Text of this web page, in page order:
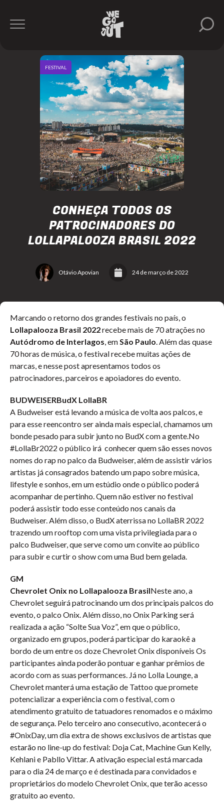
CONHEÇA TODOS OS
PATROCINADORES DO
LOLLAPALOOZA BRASIL 2022
Otávio Apovian 24 de março de 2022
FESTIVAL
Marcando o retorno dos grandes festivais no país, o
Lollapalooza Brasil 2022recebe mais de 70 atrações no
Autódromo de Interlagos, emSão Paulo. Além das quase
70 horas de música, o festival recebe muitas ações de
marcas, e nesse post apresentamos todos os
patrocinadores, parceiros e apoiadores do evento.
BUDWEISERBudX LollaBR
A Budweiser está levando a música de volta aos palcos, e
para esse reencontro ser ainda mais especial, chamamos um
bonde pesado para subir junto no BudX com a gente.No
#LollaBr2022 o público irá conhecer quem são esses novos
nomes do rap no palco da Budweiser, além de assistir vários
artistas já consagrados batendo um papo sobre música,
lifestyle e sonhos, em um estúdio onde o público poderá
acompanhar de pertinho. Quem não estiver no festival
poderá assistir todo esse conteúdo nos canais da
Budweiser. Além disso, o BudX aterrissa no LollaBR 2022
trazendo um rooftop com uma vista privilegiada para o
palco Budweiser, que serve como um convite ao público
para subir e curtir o show com uma Bud bem gelada.
GM
Chevrolet Onix no Lollapalooza BrasilNeste ano, a
Chevrolet seguirá patrocinando um dos principais palcos do
evento, o palco Onix. Além disso, no Onix Parking será
realizada a ação “Solte Sua Voz”, em que o público,
organizado em grupos, poderá participar do karaokê a
bordo de um entre os doze Chevrolet Onix disponíveis Os
participantes ainda poderão pontuar e ganhar prêmios de
acordo com as suas performances. Já no Lolla Lounge, a
Chevrolet manterá uma estação de Tattoo que promete
potencializar a experiência com o festival, com o
atendimento gratuito de tatuadores renomados e o máximo
de segurança. Pelo terceiro ano consecutivo, acontecerá o
#OnixDay, um dia extra de shows exclusivos de artistas que
estarão no line-up do festival: Doja Cat, Machine Gun Kelly,
Kehlani e Pabllo Vittar. A ativação especial está marcada
para o dia 24 de março e é destinada para convidados e
proprietários do modelo Chevrolet Onix, que terão acesso
gratuito ao evento.